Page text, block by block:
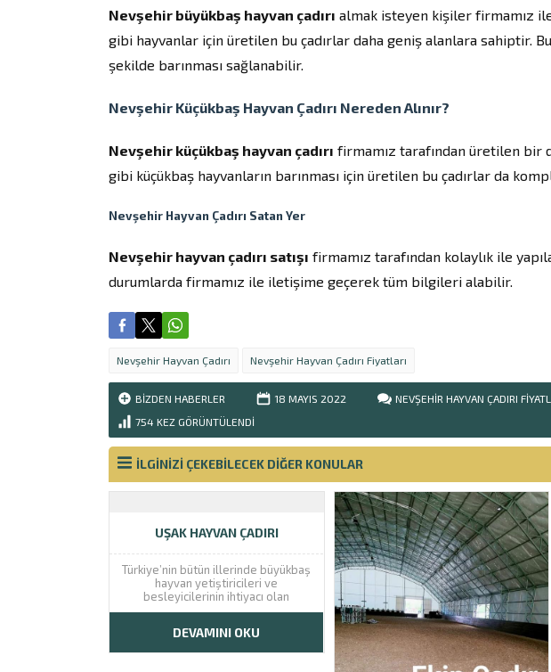
Nevşehir büyükbaş hayvan çadırı almak isteyen kişiler firmamız
gibi hayvanlar için üretilen bu çadırlar daha geniş alanlara sahiptir.
şekilde barınması sağlanabilir.
Nevşehir Küçükbaş Hayvan Çadırı Nereden Alınır?
Nevşehir küçükbaş hayvan çadırı firmamız tarafından üretilen bir
gibi küçükbaş hayvanların barınması için üretilen bu çadırlar da
Nevşehir Hayvan Çadırı Satan Yer
Nevşehir hayvan çadırı satışı firmamız tarafından kolaylık ile
durumlarda firmamız ile iletişime geçerek tüm bilgileri alabilir.
Nevşehir Hayvan Çadırı Nevşehir Hayvan Çadırı Fiyatları
BIZDEN HABERLER 18 MAYIS 2022 NEVŞEHIR HAYVAN ÇADIRI
754 KEZ GÖRÜNTÜLENDI
İLGİNİZİ ÇEKEBİLECEK DİĞER KONULAR
UŞAK HAYVAN ÇADIRI
Türkiye’nin bütün illerinde büyükbaş
hayvan yetiştiricileri ve
besleyicilerinin ihtiyacı olan
barınakların inşa süreci ve maliyeti
tür tesisleri kurmak için altyapı
hizmetleri, projelendirme ve inşa
DEVAMINI OKU